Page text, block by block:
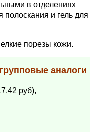
в отделениях
полоскания и гель для
порезы кожи.
аналоги
руб),